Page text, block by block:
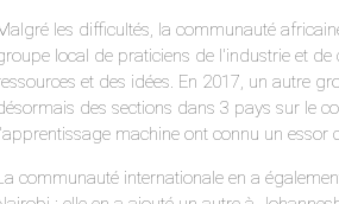
les difficultés, la communauté
local de praticiens de l'industrie et
et des idées. En 2017, un autre
des sections dans 3 pays sur le
machine ont connu un essor
communauté internationale en a